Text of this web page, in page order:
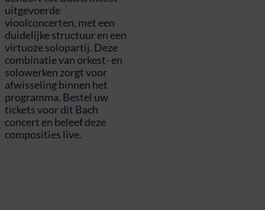
uitgevoerde
vioolconcerten, met een
duidelijke structuur en een
virtuoze solopartij. Deze
combinatie van orkest- en
solowerken zorgt voor
afwisseling binnen het
programma. Bestel uw
tickets voor dit Bach
concert en beleef deze
composities live.